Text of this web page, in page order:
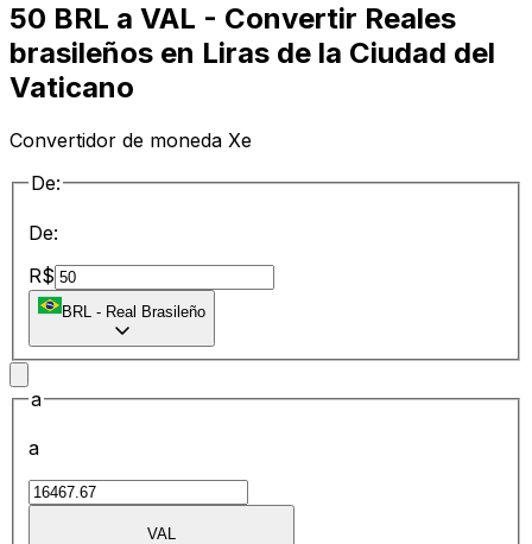
50 BRL a VAL - Convertir Reales
brasileños en Liras de la Ciudad del
Vaticano
Convertidor de moneda Xe
De:
De:
R$
BRL - Real Brasileño
a
a
VAL